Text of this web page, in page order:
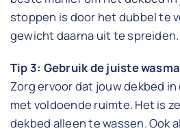
stoppen is door het dubbel te
gewicht daarna uit te spreiden.
Tip 3: Gebruik de juiste
Zorg ervoor dat jouw dekbed
met voldoende ruimte. Het is
dekbed alleen te wassen. Ook